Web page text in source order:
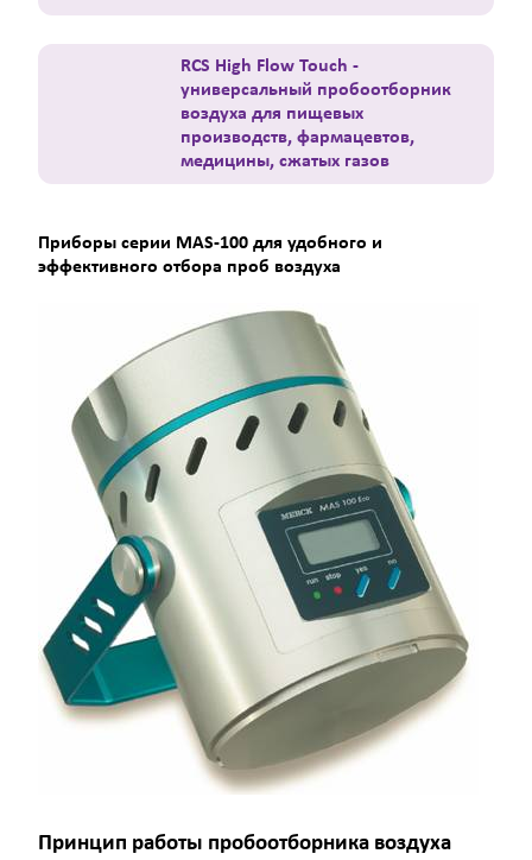
RCS High Flow Touch -
универсальный пробоотборник
воздуха для пищевых
производств, фармацевтов,
медицины, сжатых газов
Приборы серии MAS-100 для удобного и
эффективного отбора проб воздуха
Принцип работы пробоотборника воздуха